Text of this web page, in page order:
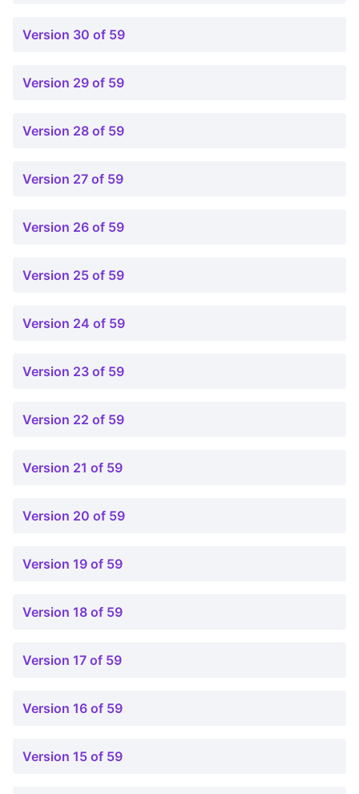
Version 30 of 59
Version 29 of 59
Version 28 of 59
Version 27 of 59
Version 26 of 59
Version 25 of 59
Version 24 of 59
Version 23 of 59
Version 22 of 59
Version 21 of 59
Version 20 of 59
Version 19 of 59
Version 18 of 59
Version 17 of 59
Version 16 of 59
Version 15 of 59